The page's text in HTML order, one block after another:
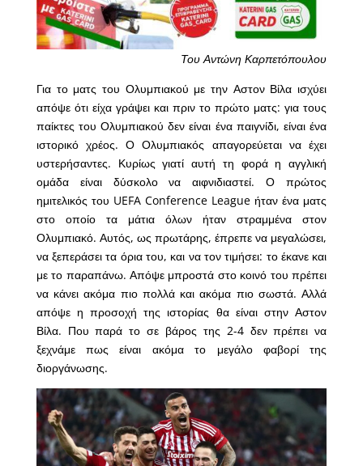
Του Αντώνη Καρπετόπουλου
Για το ματς του Ολυμπιακού με την Αστον Βίλα ισχύει
απόψε ότι είχα γράψει και πριν το πρώτο ματς: για τους
παίκτες του Ολυμπιακού δεν είναι ένα παιγνίδι, είναι ένα
ιστορικό χρέος. Ο Ολυμπιακός απαγορεύεται να έχει
υστερήσαντες. Κυρίως γιατί αυτή τη φορά η αγγλική
ομάδα είναι δύσκολο να αιφνιδιαστεί. Ο πρώτος
ημιτελικός του UEFA Conference League ήταν ένα ματς
στο οποίο τα μάτια όλων ήταν στραμμένα στον
Ολυμπιακό. Αυτός, ως πρωτάρης, έπρεπε να μεγαλώσει,
να ξεπεράσει τα όρια του, και να τον τιμήσει: το έκανε και
με το παραπάνω. Απόψε μπροστά στο κοινό του πρέπει
να κάνει ακόμα πιο πολλά και ακόμα πιο σωστά. Αλλά
απόψε η προσοχή της ιστορίας θα είναι στην Αστον
Βίλα. Που παρά το σε βάρος της 2-4 δεν πρέπει να
ξεχνάμε πως είναι ακόμα το μεγάλο φαβορί της
διοργάνωσης.